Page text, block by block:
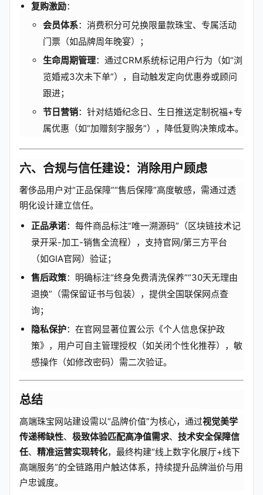
复购激励：
会员体系：消费积分可兑换限量款珠宝、专属活动
门票（如品牌周年晚宴）；
生命周期管理：通过CRM系统标记用户行为（如“浏
览婚戒3次未下单”），自动触发定向优惠券或顾问
跟进；
节日营销：针对结婚纪念日、生日推送定制祝福+专
属优惠（如“加赠刻字服务”），降低复购决策成本。
六、合规与信任建设：消除用户顾虑
奢侈品用户对“正品保障”“售后保障”高度敏感，需通过透
明化设计建立信任。
正品承诺：每件商品标注“唯一溯源码”（区块链技术记
录开采-加工-销售全流程），支持官网/第三方平台
（如GIA官网）验证；
售后政策：明确标注“终身免费清洗保养”“30天无理由
退换”（需保留证书与包装），提供全国联保网点查
询；
隐私保护：在官网显著位置公示《个人信息保护政
策》，用户可自主管理授权（如关闭个性化推荐），敏
感操作（如修改密码）需二次验证。
总结
高端珠宝网站建设需以“品牌价值”为核心，通过视觉美学
传递稀缺性、 极致体验匹配高净值需求、 技术安全保障信
任、 精准运营实现转化，最终构建“线上数字化展厅+线下
高端服务”的全链路用户触达体系，持续提升品牌溢价与用
户忠诚度。